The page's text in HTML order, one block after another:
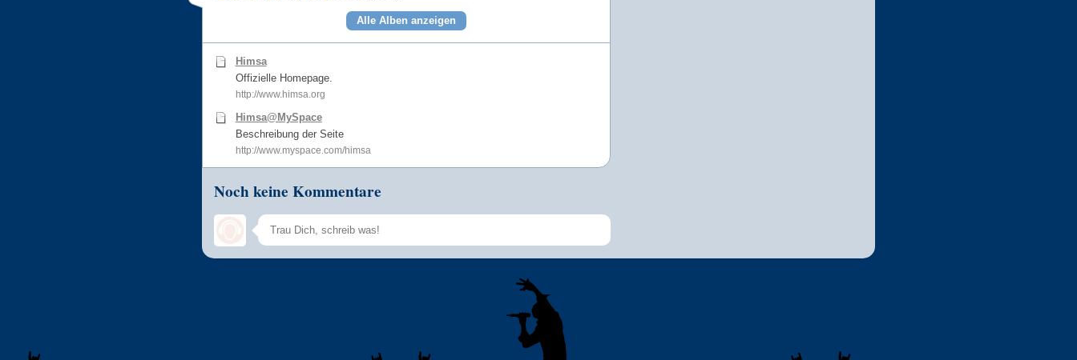
Alle Alben anzeigen
Himsa
Offizielle Homepage.
http://www.himsa.org
Himsa@MySpace
Beschreibung der Seite
http://www.myspace.com/himsa
Noch keine Kommentare
Speichern